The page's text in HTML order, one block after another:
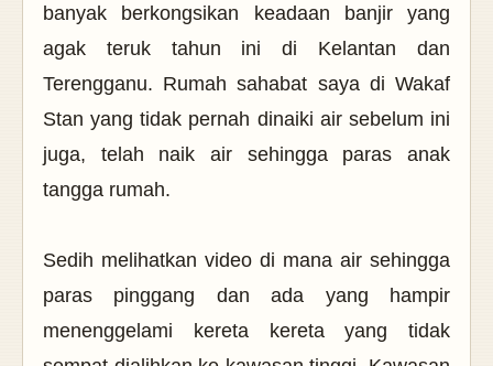
banyak berkongsikan keadaan banjir yang
agak teruk tahun ini di Kelantan dan
Terengganu. Rumah sahabat saya di Wakaf
Stan yang tidak pernah dinaiki air sebelum ini
juga, telah naik air sehingga paras anak
tangga rumah.
Sedih melihatkan video di mana air sehingga
paras pinggang dan ada yang hampir
menenggelami kereta kereta yang tidak